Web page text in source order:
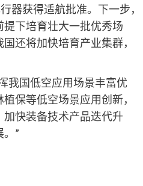
器获得适航批准。下一步，
下培育壮大一批优秀场
还将加快培育产业集群，
我国低空应用场景丰富优
保等低空场景应用创新，
快装备技术产品迭代升
”